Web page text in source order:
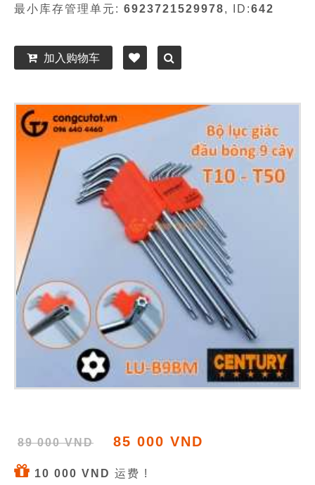
最小库存管理单元: 6923721529978, ID:642
加入购物车
89 000 VND 85 000 VND
10 000 VND 运费 !